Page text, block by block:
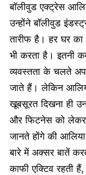
बॉलीवुड एक्ट्रेस
उन्होंने बॉलीवुड
तारीफ है। हर घर
भी करता है। इतनी
व्यवस्तता के चलते
जाते हैं। लेकिन
खूबसूरत दिखना ही
और फिटनेस को लेकर
जानते होंगे की
बारे में अक्सर बातें
काफी एक्टिव रहती